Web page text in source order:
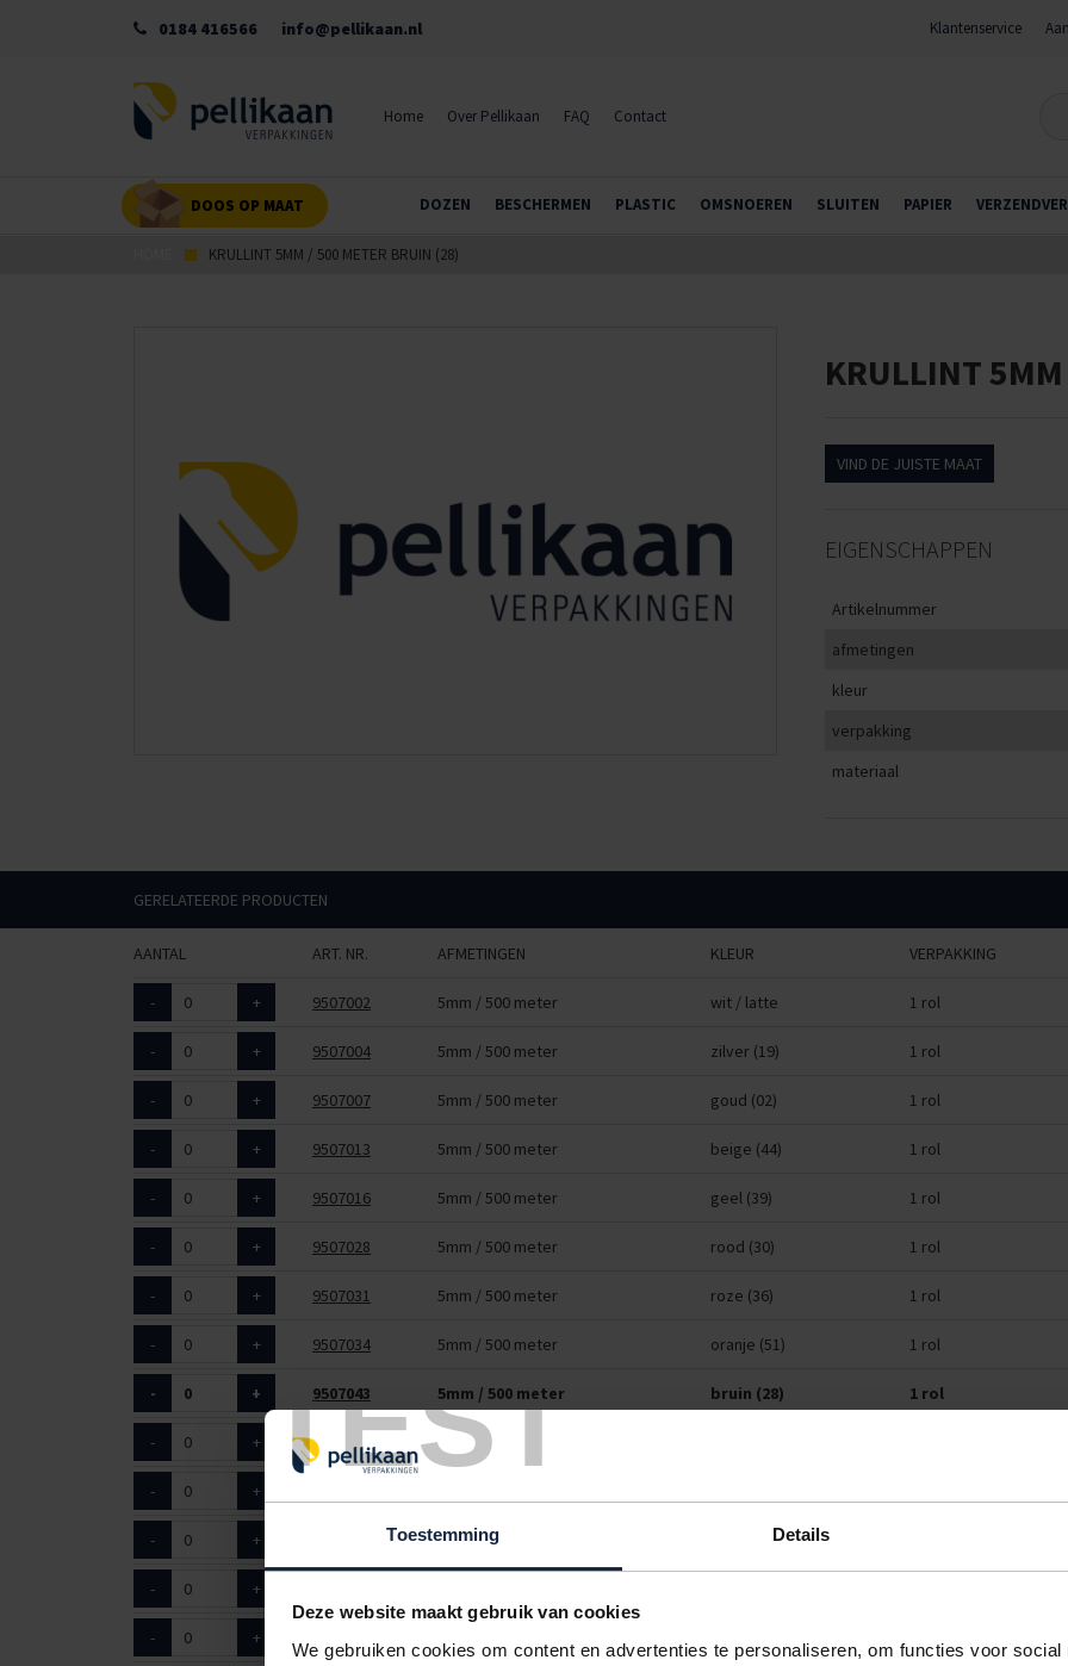
TEST
Toestemming Details
Deze website maakt gebruik van cookies
We gebruiken cookies om content en advertenties te personaliseren, om functies voor social
0184 416566 info@pellikaan.nl Klantenservice
Home Over Pellikaan FAQ Contact
DOZEN BESCHERMEN PLASTIC OMSNOEREN SLUITEN PAPIER
DOOS OP MAAT
KRULLINT 5MM / 500 METER BRUIN (28)
KRULLINT
VIND DE JUISTE MAAT
EIGENSCHAPPEN
Artikelnummer
afmetingen
kleur
verpakking
materiaal
GERELATEERDE PRODUCTEN
AANTAL ART. NR. AFMETINGEN KLEUR VERPAKKING
- + 9507002 5mm / 500 meter wit / latte 1 rol
- + 9507004 5mm / 500 meter zilver (19) 1 rol
- + 9507007 5mm / 500 meter goud (02) 1 rol
- + 9507013 5mm / 500 meter beige (44) 1 rol
- + 9507016 5mm / 500 meter geel (39) 1 rol
- + 9507028 5mm / 500 meter rood (30) 1 rol
- + 9507031 5mm / 500 meter roze (36) 1 rol
- + 9507034 5mm / 500 meter oranje (51) 1 rol
- + 9507043 5mm / 500 meter bruin (28) 1 rol
- + 9507046 5mm / 500 meter
- +
- + 5mm / 500 meter
- +
- +